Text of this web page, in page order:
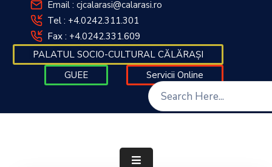
Email : cjcalarasi@calarasi.ro
Tel : +4.0242.311.301
Fax : +4.0242.331.609
PALATUL SOCIO-CULTURAL CĂLĂRAȘI
GUEE
Servicii Online
DESPRE
INSTITUȚIE